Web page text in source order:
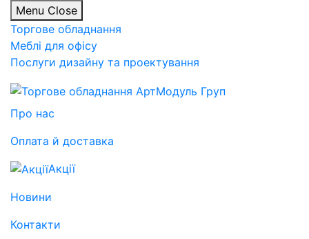
Menu Close
Торгове обладнання
Меблі для офісу
Послуги дизайну та проектування
Про нас
Оплата й доставка
Акції
Новини
Контакти